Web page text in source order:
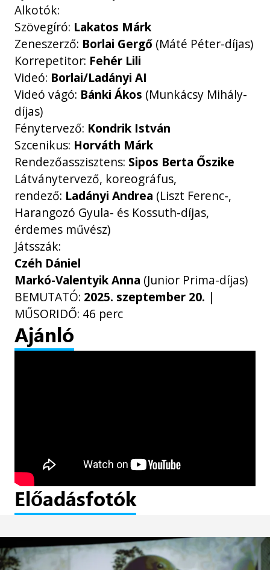
Alkotók:
Szövegíró: Lakatos Márk
Zeneszerző: Borlai Gergő(Máté Péter-díjas)
Korrepetitor: Fehér Lili
Videó: Borlai/Ladányi AI
Videó vágó: Bánki Ákos (Munkácsy Mihály-
díjas)
Fénytervező: Kondrik István
Szcenikus: Horváth Márk
Rendezőasszisztens: Sipos Berta Őszike
Látványtervező, koreográfus,
rendező: Ladányi Andrea (Liszt Ferenc-,
Harangozó Gyula- és Kossuth-díjas,
érdemes művész)
Játsszák:
Czéh Dániel
Markó-Valentyik Anna (Junior Prima-díjas)
BEMUTATÓ: 2025. szeptember 20. |
MŰSORIDŐ: 46 perc
Ajánló
Előadásfotók